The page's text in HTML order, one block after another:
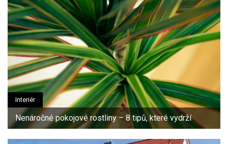
Interiér
Nenáročné pokojové rostliny – 8 tipů, které vydrží